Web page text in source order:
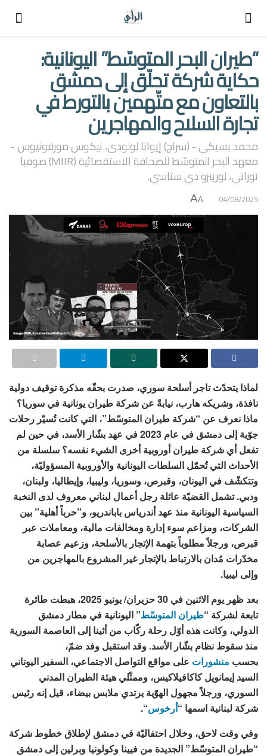
“طيران البحر المتوسّط” اليونانية:
حكاية شركة تحلّق إلى دمشق
بالتعاون مع متّهمين بالتورط في
تجارة السلاح والمهاجرين
محمد بسيكي - (سراج) إيوانا لولودى، نيكوس مورفونيوس -
معهد البحر المتوسّط للصحافة الاستقصائية (MIIR) صوفيا
توراتي، لورينزو دي ستاسي.
04/08/2025
A
A
لماذا يتحدّث تاجر أسلحة سوري، صدرت بحقّه مذكرة توقيف دولية
نافذة، وشريكه هارب، نيابةً عن شركة طيران يونانية في سوريا؟
ماذا نعرف عن “شركة طيران المتوسّط”، التي كانت تُسيّر رحلات
جوّية إلى دمشق في عام 2023 في عهد بشّار الأسد، في حين لم
تفعل أي شركة طيران أوروبية أخرى الشيء نفسه؟ سلسلة من
الأحداث التي تُحمّل السلطات اليونانية والأوروبية المسؤوليّة،
وتتكشّف في اليونان، وقبرص، وسوريا، وليبيا، وإيطاليا، ولبنان،
ودبي. تشمل القضيّة عائلة رجل أعمال لبناني معروف لدى النخبة
السياسية اليونانية منذ عهد أندرياس باباندريو، و”حرباً أهلية” بين
الشركات، ومزاعم سوء إدارة ومخالفات مالية، ومعاملات عبر
قبرص، ورجلاً مطلوباً بتهمة الإتجار بالأسلحة، وزعيم عصابة
مخدّرات مُدان بالارتباط بالإتجار غير المشروع بالمهاجرين من
وإلى ليبيا.
بعد ظهر يوم الاثنين في 30 حزيران/ يونيو 2025، هبطت طائرة
تابعة لشركة “طيران المتوسّط” اليونانية في مطار دمشق
الدولي، وكانت هذه أوّل رحلة ركّاب من أثينا إلى العاصمة السورية
منذ سقوط نظام بشّار الأسد. وقد استقبل وفد ضمّ،
بحسب منشورات على مواقع التواصل الاجتماعي، السفير اليوناني
السيد إيمانويل كاكافيلاكيس، وممثّلي هيئة الطيران المدني
السوري، ورجلاً مجهول الهوّية يرتدي ملابس بيضاء، قيل إنه رئيس
شركة لبنانية اسمها “أرخوس“.
وفي وقت لاحق، وخلال احتفاليّة في دمشق لإطلاق خطوط شركة
“طيران المتوسّط” الجديدة من فيينا وكولونيا وبرلين إلى دمشق